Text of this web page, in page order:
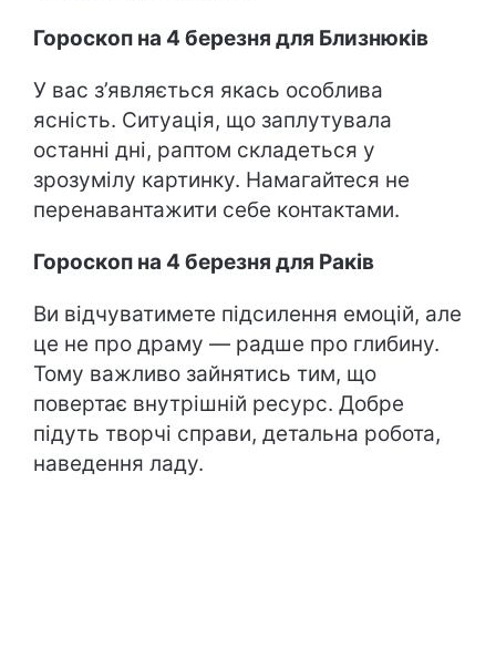
Гороскоп на 4 березня для Близнюків
У вас з’являється якась особлива
ясність. Ситуація, що заплутувала
останні дні, раптом складеться у
зрозумілу картинку. Намагайтеся не
перенавантажити себе контактами.
Гороскоп на 4 березня для Раків
Ви відчуватимете підсилення емоцій, але
це не про драму — радше про глибину.
Тому важливо зайнятись тим, що
повертає внутрішній ресурс. Добре
підуть творчі справи, детальна робота,
наведення ладу.